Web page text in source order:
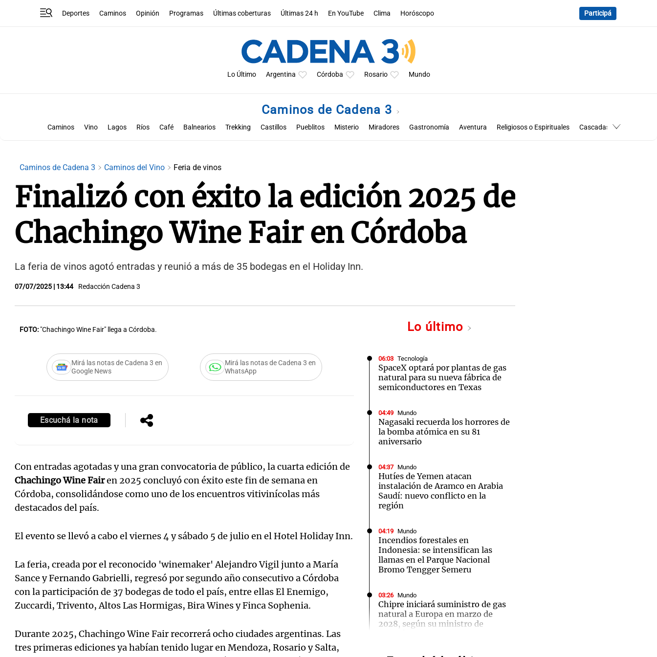
Deportes Caminos Opinión Programas Últimas coberturas Últimas 24 h En YouTube Clima Horóscopo Participá
Lo Último Argentina Córdoba Rosario Mundo
Caminos de Cadena 3
Caminos Vino Lagos Ríos Café Balnearios Trekking Castillos Pueblitos Misterio Miradores Gastronomía Aventura Religiosos o Espirituales
Cascadas
Caminos de Cadena 3 Caminos del Vino Feria de vinos
Finalizó con éxito la edición 2025 de
Chachingo Wine Fair en Córdoba
La feria de vinos agotó entradas y reunió a más de 35 bodegas en el Holiday Inn.
07/07/2025 | 13:44 Redacción Cadena 3
FOTO: "Chachingo Wine Fair" llega a Córdoba.
Mirá las notas de Cadena 3 en
Google News
Mirá las notas de Cadena 3 en
WhatsApp
Escuchá la nota
Con entradas agotadas y una gran convocatoria de público, la cuarta edición de
Chachingo Wine Fairen 2025 concluyó con éxito este fin de semana en
Córdoba, consolidándose como uno de los encuentros vitivinícolas más
destacados del país.
El evento se llevó a cabo el viernes 4 y sábado 5 de julio en el Hotel Holiday Inn.
La feria, creada por el reconocido 'winemaker' Alejandro Vigil junto a María
Sance y Fernando Gabrielli, regresó por segundo año consecutivo a Córdoba
con la participación de 37 bodegas de todo el país, entre ellas El Enemigo,
Zuccardi, Trivento, Altos Las Hormigas, Bira Wines y Finca Sophenia.
Durante 2025, Chachingo Wine Fair recorrerá ocho ciudades argentinas. Las
tres primeras ediciones ya habían tenido lugar en Mendoza, Rosario y Salta,
Lo último
06:03 Tecnología
SpaceX optará por plantas de gas
natural para su nueva fábrica de
semiconductores en Texas
04:49 Mundo
Nagasaki recuerda los horrores de
la bomba atómica en su 81
aniversario
04:37 Mundo
Hutíes de Yemen atacan
instalación de Aramco en Arabia
Saudí: nuevo conflicto en la
región
04:19 Mundo
Incendios forestales en
Indonesia: se intensifican las
llamas en el Parque Nacional
Bromo Tengger Semeru
03:26 Mundo
Chipre iniciará suministro de gas
natural a Europa en marzo de
2028, según su ministro de
Audio.
Notas